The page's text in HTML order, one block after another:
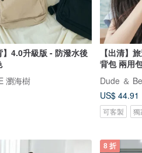
】4.0升級版 - 防潑水後
瀏海樹
【出清】
背包 兩用
Dude ＆
US$ 44.91
可客製 獨
8 折